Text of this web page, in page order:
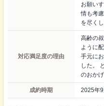
お願い
情も考
を尽く
対応満足度の理由
高齢の
ように
手元に
した。
のおか
成約時期 2025年9